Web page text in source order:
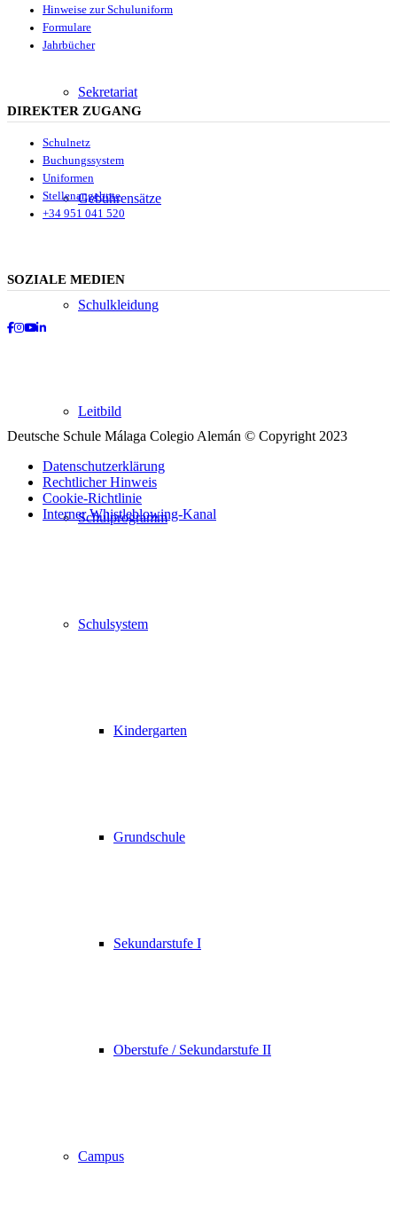
Sekretariat
Gebührensätze
Schulkleidung
Leitbild
Schulprogramm
Schulsystem
Kindergarten
Grundschule
Sekundarstufe I
Oberstufe / Sekundarstufe II
Campus
Hinweise zur Schuluniform
Formulare
Jahrbücher
DIREKTER ZUGANG
Schulnetz
Buchungssystem
Uniformen
Stellenangebote
+34 951 041 520
SOZIALE MEDIEN
Deutsche Schule Málaga Colegio Alemán © Copyright 2023
Datenschutzerklärung
Rechtlicher Hinweis
Cookie-Richtlinie
Interner Whistleblowing-Kanal